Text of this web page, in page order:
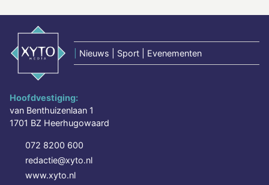
Nieuws | Sport | Evenementen
Hoofdvestiging:
van Benthuizenlaan 1
1701 BZ Heerhugowaard
072 8200 600
redactie@xyto.nl
www.xyto.nl